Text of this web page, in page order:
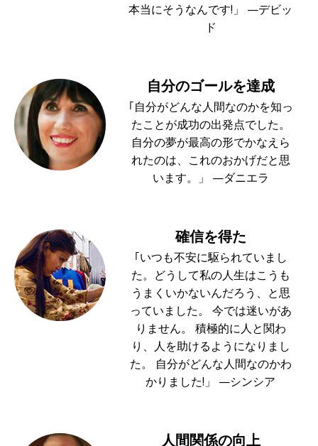
本当にそうなんです!」 —デビッ
ド
自分のゴールを達成
｢自分がどんな人間なのかを知っ
たことが成功の出発点でした。
自分の夢が最高の形でかなえら
れたのは、これのおかげだと思
います。」 —ダニエラ
確信を得た
｢いつも不安に駆られていまし
た。どうして私の人生はこうも
うまくいかないんだろう、と思
っていました。 今では迷いがあ
りません。 積極的に人と関わ
り、人を助けるようになりまし
た。 自分がどんな人間なのかわ
かりました!」 —シンシア
人間関係の向上